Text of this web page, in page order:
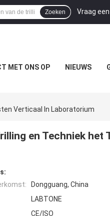
Vraag
Zoeken
MET ONS OP NIEUWS
Verticaal In Laboratorium
en Techniek het
Dongguang, China
LABTONE
CE/ISO